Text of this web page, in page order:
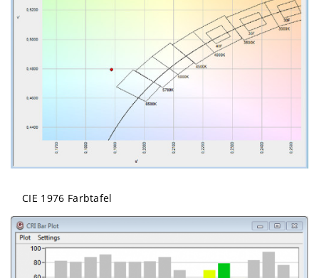
CIE 1976 Farbtafel